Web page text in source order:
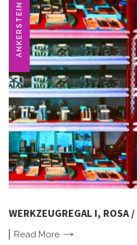
ANKERSTEIN
WERKZEUGREGAL I, ROSA
Read More